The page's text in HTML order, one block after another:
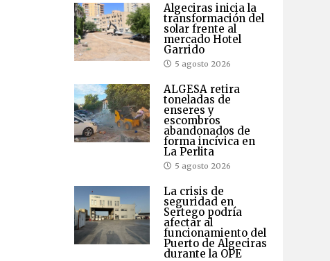
Algeciras inicia la
transformación del
solar frente al
mercado Hotel
Garrido
5 agosto 2026
ALGESA retira
toneladas de
enseres y
escombros
abandonados de
forma incívica en
La Perlita
5 agosto 2026
La crisis de
seguridad en
Sertego podría
afectar al
funcionamiento del
Puerto de Algeciras
durante la OPE